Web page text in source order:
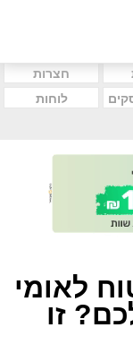
חצרות
לוחות
לאומי
זו